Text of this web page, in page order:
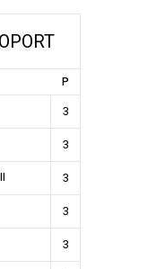
P
3
3
3
3
3